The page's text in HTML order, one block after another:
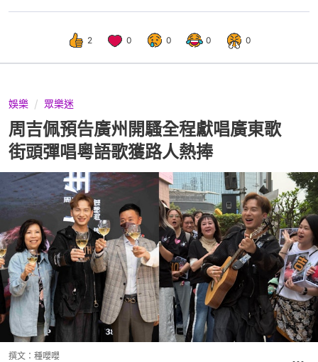
2 0 0 0 0
娛樂 眾樂迷
周吉佩預告廣州開騷全程獻唱廣東歌
街頭彈唱粵語歌獲路人熱捧
撰文： 種嚶嚶